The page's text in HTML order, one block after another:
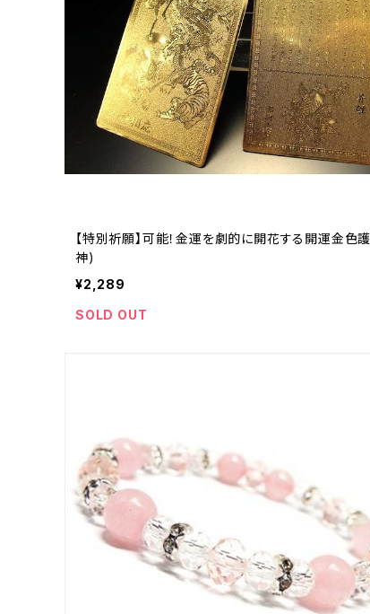
【特別祈願】可能！金運を劇的に開花する開運金色
神)
¥2,289
SOLD OUT